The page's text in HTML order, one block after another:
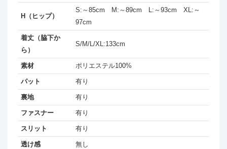
H（ヒップ）
S:～85cm M:～89cm L:～93cm XL:～
97cm
着丈（脇下か
ら）
S/M/L/XL:133cm
素材 ポリエステル100%
パット 有り
裏地 有り
ファスナー 有り
スリット 有り
透け感 無し